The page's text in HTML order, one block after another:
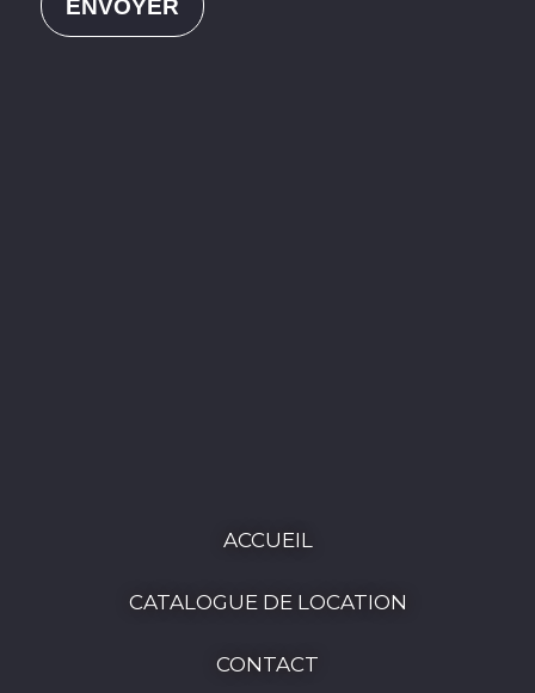
ACCUEIL
CATALOGUE DE LOCATION
CONTACT